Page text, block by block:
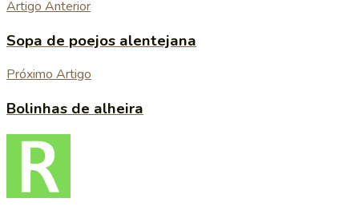
Artigo Anterior
Sopa de poejos alentejana
Próximo Artigo
Bolinhas de alheira